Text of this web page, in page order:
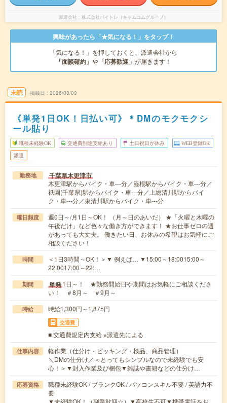
派遣会社 株式会社バイトレ（キャムコムグループ）
興味があったら「★気になる！」をタップ！
「気になる！」を押しておくと、派遣会社から
「面談確約」 や 「応募歓迎」 が届きます！
未読 掲載日 2026/08/03
《単発1日OK！日払い可》＊DMのモクモクシ
ール貼り
職種未経験OK 交通費別途支給あり 土日祝日が休み WEB登録OK
派遣
勤務地 千葉県木更津市
木更津駅からバイク・車---分／巌根駅からバイク・車---分／
祇園(千葉県)駅からバイク・車---分／上総清川駅からバイ
ク・車---分／東清川駅からバイク・車---分
曜日頻度
週0日～/月1日～OK！ （月～日のあいだ） ★「火曜と木曜の
午後だけ」など色々な働き方ができます！ ★お仕事ゼロの週
があっても大丈夫。 働きたい日、お休みの希望はお気軽にご
相談ください！
時間
＜1日3時間～OK！＞▼ 例えば… ▼15:00～18:0015:00～
22:0017:00～22:…
期間 単発1日～！ ★勤務開始日や期間はお気軽にご相談くださ
い！ ＃8月～ ＃9月～
時給 時給1,300円～1,875円
交通費
■ 交通費規定内支給 ※派遣先による
仕事内容
軽作業（仕分け・ピッキング・検品、商品管理）
＼DMの仕分け／＜とってもシンプルなので未経験でも安
心！＞▼封入作業及び梱包▼雑誌や書籍などの仕分け…
応募資格
職種未経験OK / ブランクOK / パソコンスキル不要 / 英語力不
要